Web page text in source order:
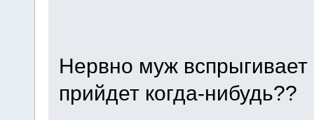
Нервно муж
прийдет когда-нибудь??